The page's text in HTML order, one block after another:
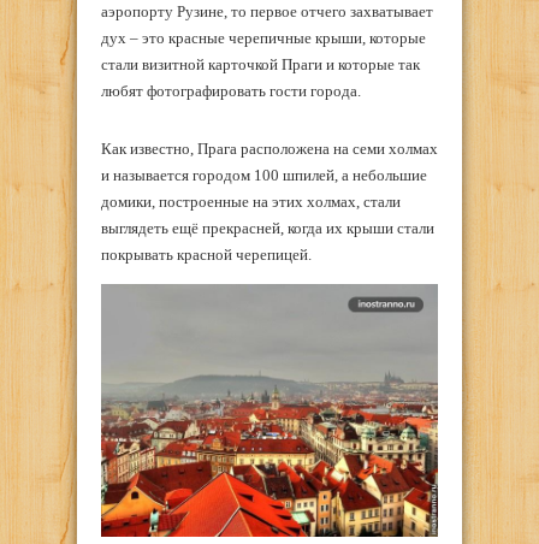
аэропорту Рузине, то первое отчего захватывает
дух – это красные черепичные крыши, которые
стали визитной карточкой Праги и которые так
любят фотографировать гости города.
Как известно, Прага расположена на семи холмах
и называется городом 100 шпилей, а небольшие
домики, построенные на этих холмах, стали
выглядеть ещё прекрасней, когда их крыши стали
покрывать красной черепицей.